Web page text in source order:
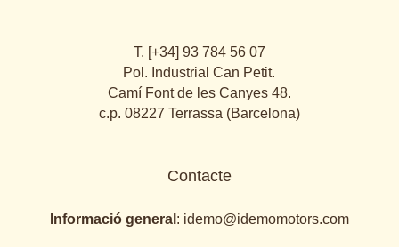
T. [+34] 93 784 56 07
Pol. Industrial Can Petit.
Camí Font de les Canyes 48.
c.p. 08227 Terrassa (Barcelona)
Contacte
Informació general : idemo@idemomotors.com